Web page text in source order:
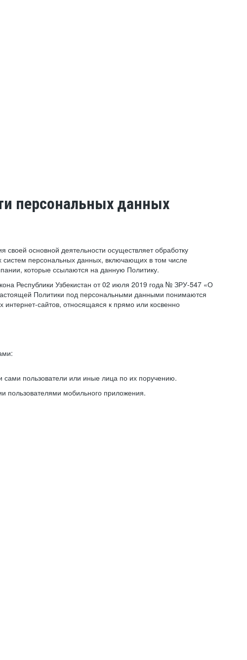
персональных данных
основной деятельности осуществляет обработку
персональных данных, включающих в том числе
которые ссылаются на данную Политику.
Республики Узбекистан от 02 июля 2019 года № ЗРУ-547 «О
Политики под персональными данными понимаются
сайтов, относящаяся к прямо или косвенно
пользователи или иные лица по их поручению.
пользователями мобильного приложения.